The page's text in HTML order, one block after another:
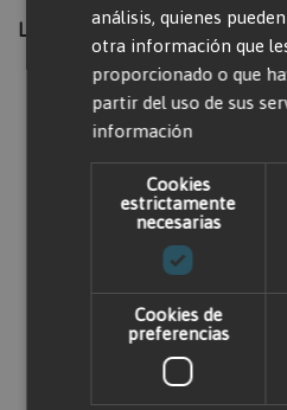
Longitud (m):25
Valorar producto
Solo usuarios registrados
comentarios. Por favor,
análisis, quienes
otra información que
proporcionado o que
partir del uso de sus
información
Cookies
estrictamente
necesarias
Cookies de
preferencias